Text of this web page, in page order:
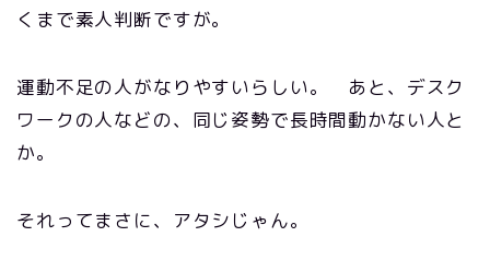
くまで素人判断ですが。
運動不足の人がなりやすいらしい。 あと、デスク
ワークの人などの、同じ姿勢で長時間動かない人と
か。
それってまさに、アタシじゃん。